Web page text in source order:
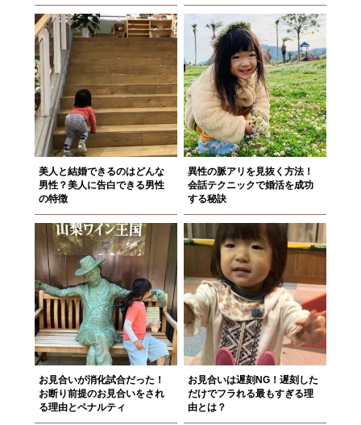
美人と結婚できるのはどんな
男性？美人に告白できる男性
の特徴
異性の脈アリを見抜く方法！
会話テクニックで婚活を成功
する秘訣
お見合いが消化試合だった！
お断り前提のお見合いをされ
る理由とペナルティ
お見合いは遅刻NG！遅刻した
だけでフラれる最もすぎる理
由とは？